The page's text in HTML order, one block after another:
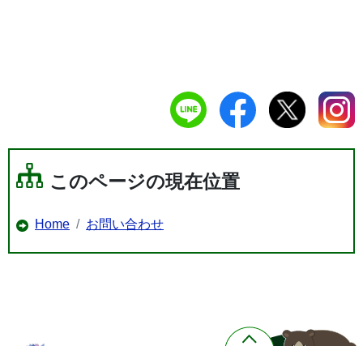
このページの現在位置
Home お問い合わせ